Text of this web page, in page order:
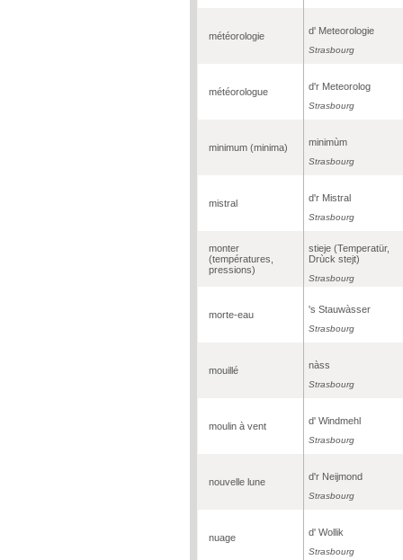
météorologie d' Meteorologie
Strasbourg
météorologue d'r Meteorolog
Strasbourg
minimum (minima) minimùm
Strasbourg
mistral d'r Mistral
Strasbourg
monter
(températures,
pressions)
stieje (Temperatür,
Drùck stejt)
Strasbourg
morte-eau 's Stauwàsser
Strasbourg
mouillé nàss
Strasbourg
moulin à vent d' Windmehl
Strasbourg
nouvelle lune d'r Neijmond
Strasbourg
nuage d' Wollik
Strasbourg